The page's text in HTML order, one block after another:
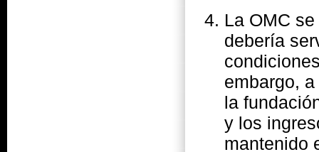
La OMC
debería
embargo,
la
y los
mantenido